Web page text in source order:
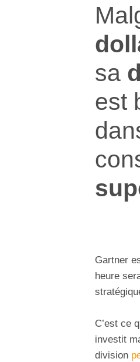
sa
est
Gartner
heure
C’est ce
investit
division